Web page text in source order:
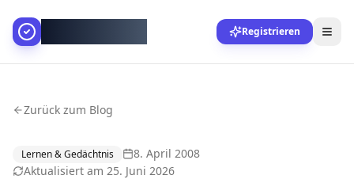
Registrieren
Zurück zum Blog
Lernen & Gedächtnis
8. April 2008
Aktualisiert am 25. Juni 2026